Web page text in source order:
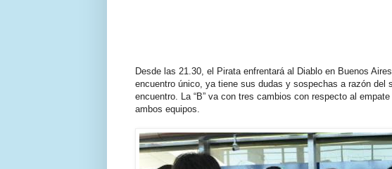
Desde las 21.30, el Pirata enfrentará al Diablo en Buenos
encuentro único, ya tiene sus dudas y sospechas a razón del
encuentro. La “B” va con tres cambios con respecto al
ambos equipos.